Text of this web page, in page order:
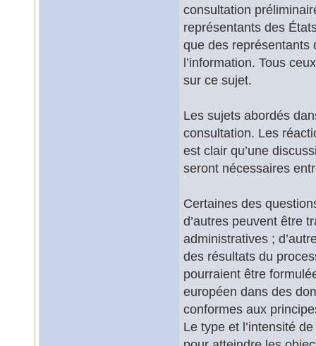
consultation
représentants des
que des représentants
l’information. Tous
sur ce sujet.
Les sujets abordés
consultation. Les
est clair qu’une
seront nécessaires
Certaines des
d’autres peuvent être
administratives ;
des résultats du
pourraient être
européen dans des
conformes aux
Le type et l’intensité